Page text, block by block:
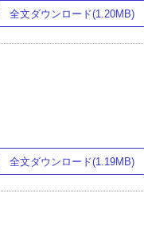
全文ダウンロード(1.20MB)
全文ダウンロード(1.19MB)